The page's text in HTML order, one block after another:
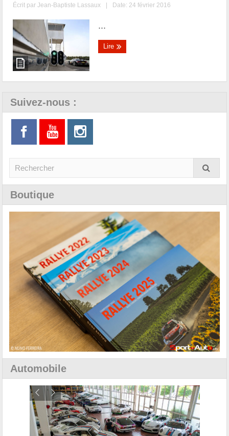
Écrit parJean-Baptiste Lassaux | Date: 24 février 2016
...
Lire
Suivez-nous :
Boutique
Automobile